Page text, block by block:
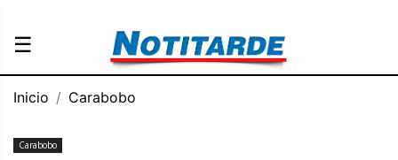
☰
Inicio Carabobo
Carabobo